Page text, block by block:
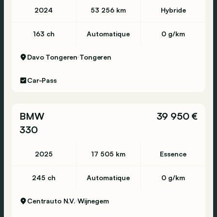
Welkom bij Hedin Automotive, uw Belgische
🇫🇷 Informations en Français:
Numéro d'immatriculation: VEH-35
Informations techniques
Nombre de cylindres: 4
Transmission
Réservoir de carburant: 50 litres
2024 53 256 km Hybride
163 ch Automatique 0 g/km
Davo Tongeren Tongeren
Car-Pass
BMW
330
39 950 €
2025 17 505 km Essence
245 ch Automatique 0 g/km
Centrauto N.V. Wijnegem